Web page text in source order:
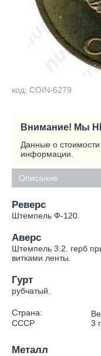
код: COIN-6279
Внимание! Мы
Данные о
информации.
Описание
Реверс
Штемпель Ф-120.
Аверс
Штемпель 3.2. герб
витками ленты.
Гурт
рубчатый.
Страна:
СССР
3
Металл